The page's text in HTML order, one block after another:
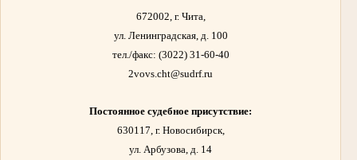
672002, г. Чита,
ул. Ленинградская, д. 100
тел./факс: (3022) 31-60-40
2vovs.cht@sudrf.ru
Постоянное судебное присутствие:
630117, г. Новосибирск,
ул. Арбузова, д. 14